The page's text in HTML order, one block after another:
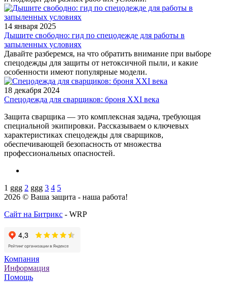
14 января 2025
Дышите свободно: гид по спецодежде для работы в
запыленных условиях
Давайте разберемся, на что обратить внимание при выборе
спецодежды для защиты от нетоксичной пыли, и какие
особенности имеют популярные модели.
18 декабря 2024
Спецодежда для сварщиков: броня XXI века
Защита сварщика — это комплексная задача, требующая
специальной экипировки. Рассказываем о ключевых
характеристиках спецодежды для сварщиков,
обеспечивающей безопасность от множества
профессиональных опасностей.
1 ggg 2 ggg 3 4 5
2026 © Ваша защита - наша работа!
Сайт на Битрикс - WRP
Компания
Информация
Помощь